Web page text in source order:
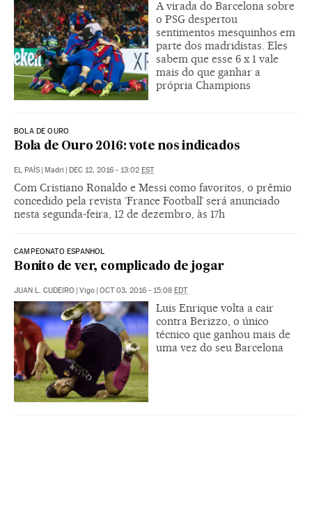
A virada do Barcelona sobre
o PSG despertou
sentimentos mesquinhos em
parte dos madridistas. Eles
sabem que esse 6 x 1 vale
mais do que ganhar a
própria Champions
BOLA DE OURO
Bola de Ouro 2016: vote nos indicados
EL PAÍS | Madri | DEC 12, 2016 - 13:02 EST
Com Cristiano Ronaldo e Messi como favoritos, o prêmio
concedido pela revista ‘France Football’ será anunciado
nesta segunda-feira, 12 de dezembro, às 17h
CAMPEONATO ESPANHOL
Bonito de ver, complicado de jogar
JUAN L. CUDEIRO | Vigo | OCT 03, 2016 - 15:08 EDT
Luis Enrique volta a cair
contra Berizzo, o único
técnico que ganhou mais de
uma vez do seu Barcelona